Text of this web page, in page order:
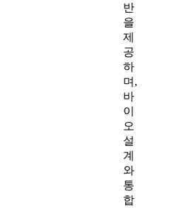
반
을
제
공
하
며,
바
이
오
설
계
와
통
합